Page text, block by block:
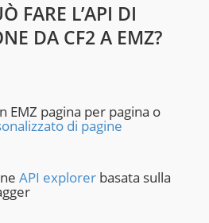
FARE L’API DI
DA CF2 A EMZ?
EMZ pagina per pagina o
di pagine
API explorer basata sulla